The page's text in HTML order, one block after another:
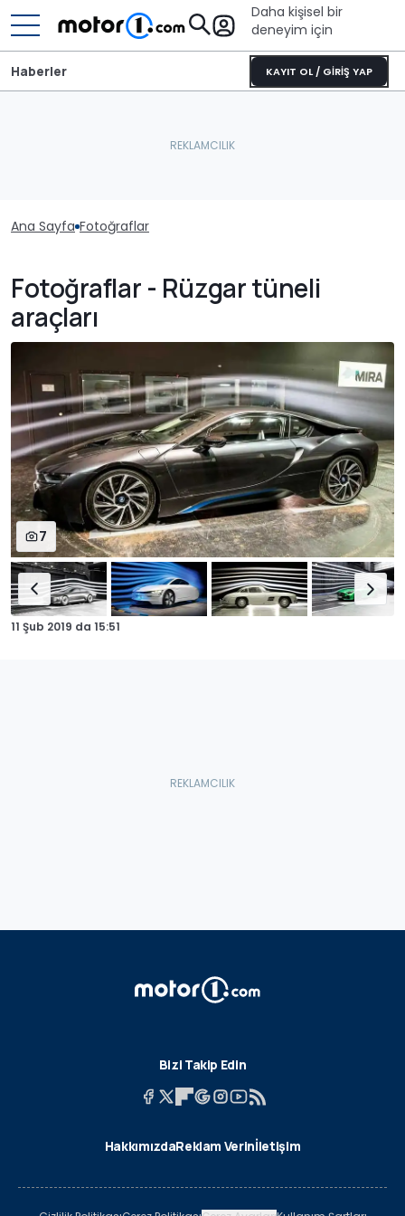
Daha kişisel bir
deneyim için
KAYIT OL / GİRİŞ YAP
Haberler
Ana Sayfa Fotoğraflar
Fotoğraflar - Rüzgar tüneli
araçları
7
11 Şub 2019 da 15:51
Bizi Takip Edin
HakkımızdaReklam Verinİletişim